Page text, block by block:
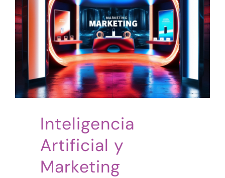
Inteligencia
Artificial y
Marketing